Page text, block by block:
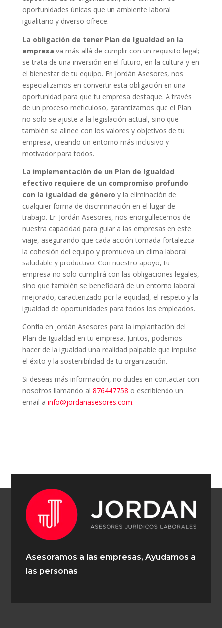
oportunidades únicas que un ambiente laboral
igualitario y diverso ofrece.
La obligación de tener Plan de Igualdad en la
empresa va más allá de cumplir con un requisito legal;
se trata de una inversión en el futuro, en la cultura y en
el bienestar de tu equipo. En Jordán Asesores, nos
especializamos en convertir esta obligación en una
oportunidad para que tu empresa destaque. A través
de un proceso meticuloso, garantizamos que el Plan
no solo se ajuste a la legislación actual, sino que
también se alinee con los valores y objetivos de tu
empresa, creando un entorno más inclusivo y
motivador para todos.
La implementación de un Plan de Igualdad
efectivo requiere de un compromiso profundo
con la igualdad de género y la eliminación de
cualquier forma de discriminación en el lugar de
trabajo. En Jordán Asesores, nos enorgullecemos de
nuestra capacidad para guiar a las empresas en este
viaje, asegurando que cada acción tomada fortalezca
la cohesión del equipo y promueva un clima laboral
saludable y productivo. Con nuestro apoyo, tu
empresa no solo cumplirá con las obligaciones legales,
sino que también se beneficiará de un entorno laboral
mejorado, caracterizado por la equidad, el respeto y la
igualdad de oportunidades para todos los empleados.
Confía en Jordán Asesores para la implantación del
Plan de Igualdad en tu empresa. Juntos, podemos
hacer de la igualdad una realidad palpable que impulse
el éxito y la sostenibilidad de tu organización.
Si deseas más información, no dudes en contactar con
nosotros llamando al 876447758 o escribiendo un
email a info@jordanasesores.com.
Asesoramos a las empresas, Ayudamos a
las personas